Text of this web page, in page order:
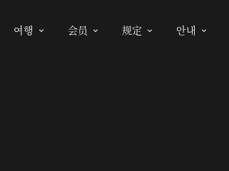
여행  会员  规定  안내 